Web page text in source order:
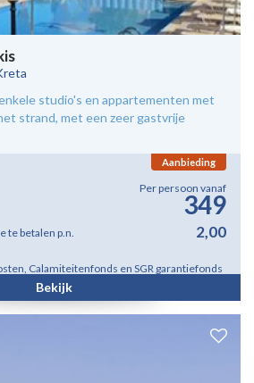
studio's en appartementen met
strand, met een zeer gastvrije
Aanbieding
Per persoon vanaf
349
te betalen p.n. 2,00
Calamiteitenfonds en SGR garantiefonds
Bekijk